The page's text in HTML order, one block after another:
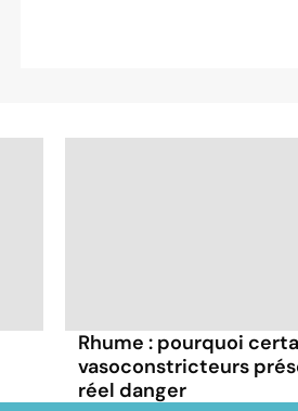
Rhume : pourquoi
vasoconstricteurs
réel danger